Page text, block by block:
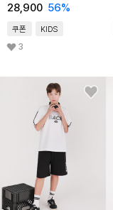
28,900 56%
쿠폰 KIDS
3